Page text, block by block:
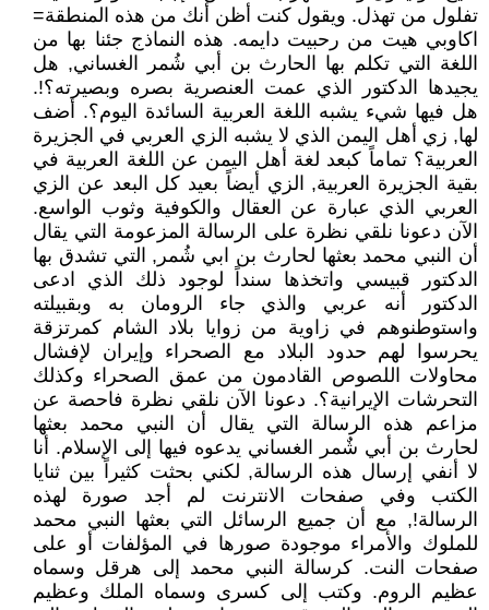
تفلول من تهذل. ويقول كنت أظن أنك من هذه المنطقة=
اكاوبي هيت من رحبيت دايمه. هذه النماذج جئنا بها من
اللغة التي تكلم بها الحارث بن أبي شُمر الغساني, هل
يجيدها الدكتور الذي عمت العنصرية بصره وبصيرته؟!.
هل فيها شيء يشبه اللغة العربية السائدة اليوم؟. أضف
لها, زي أهل اليمن الذي لا يشبه الزي العربي في الجزيرة
العربية؟ تماماً كبعد لغة أهل اليمن عن اللغة العربية في
بقية الجزيرة العربية, الزي أيضاً بعيد كل البعد عن الزي
العربي الذي عبارة عن العقال والكوفية وثوب الواسع.
الآن دعونا نلقي نظرة على الرسالة المزعومة التي يقال
أن النبي محمد بعثها لحارث بن ابي شُمر, التي تشدق بها
الدكتور قبيسي واتخذها سنداً لوجود ذلك الذي ادعى
الدكتور أنه عربي والذي جاء الرومان به وبقبيلته
واستوطنوهم في زاوية من زوايا بلاد الشام كمرتزقة
يحرسوا لهم حدود البلاد مع الصحراء وإيران لإفشال
محاولات اللصوص القادمون من عمق الصحراء وكذلك
التحرشات الإيرانية؟. دعونا الآن نلقي نظرة فاحصة عن
مزاعم هذه الرسالة التي يقال أن النبي محمد بعثها
لحارث بن أبي شٌمر الغساني يدعوه فيها إلى الإسلام. أنا
لا أنفي إرسال هذه الرسالة, لكني بحثت كثيراً بين ثنايا
الكتب وفي صفحات الانترنت لم أجد صورة لهذه
الرسالة!, مع أن جميع الرسائل التي بعثها النبي محمد
للملوك والأمراء موجودة صورها في المؤلفات أو على
صفحات النت. كرسالة النبي محمد إلى هرقل وسماه
عظيم الروم. وكتب إلى كسرى وسماه الملك وعظيم